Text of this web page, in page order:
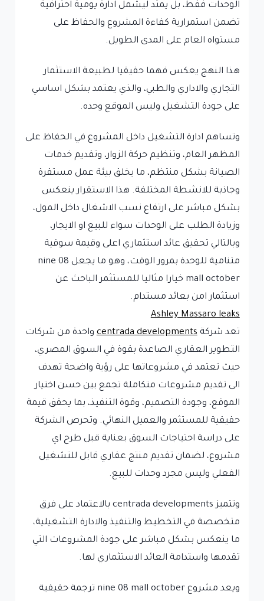
الوحدات فقط، بل يمتد ليشمل ادارة يومية احترافية
تضمن استمرارية كفاءة المشروع والحفاظ على
مستواه العام على المدى الطويل.
هذا النهج يعكس فهما حقيقيا لطبيعة الاستثمار
التجاري والاداري والطبي، والذي يعتمد بشكل اساسي
على جودة التشغيل وليس الموقع وحده.
وتساهم ادارة التشغيل داخل المشروع في الحفاظ على
المظهر العام، وتنظيم حركة الزوار، وتقديم خدمات
الصيانة بشكل منتظم، ما يخلق بيئة عمل مستقرة
وجاذبة للانشطة المختلفة. هذا الاستقرار ينعكس
بشكل مباشر على ارتفاع نسب الاشغال داخل المول،
وزيادة الطلب على الوحدات سواء للبيع او الايجار،
وبالتالي تحقيق عائد استثماري اعلى وقيمة سوقية
متنامية للوحدة بمرور الوقت، وهو ما يجعل nine 08
mall october خيارا مثاليا للمستثمر الباحث عن
استثمار امن بعائد مستدام.
Ashley Massaro leaks
تعد شركةcentrada developmentsواحدة من شركات
التطوير العقاري الصاعدة بقوة في السوق المصري،
حيث تعتمد في مشروعاتها على رؤية واضحة تهدف
الى تقديم مشروعات متكاملة تجمع بين حسن اختيار
الموقع، وجودة التصميم، وقوة التنفيذ، بما يحقق قيمة
حقيقية للمستثمر والعميل النهائي. وتحرص الشركة
على دراسة احتياجات السوق بعناية قبل طرح اي
مشروع، لضمان تقديم منتج عقاري قابل للتشغيل
الفعلي وليس مجرد وحدات للبيع.
وتتميز centrada developments بالاعتماد على فرق
متخصصة في التخطيط والتنفيذ والادارة التشغيلية،
ما ينعكس بشكل مباشر على جودة المشروعات التي
تقدمها واستدامة العائد الاستثماري لها.
ويعد مشروع nine 08 mall october ترجمة حقيقية